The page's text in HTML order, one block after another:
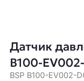
Датчик
B100-
BSP B100-EV002-